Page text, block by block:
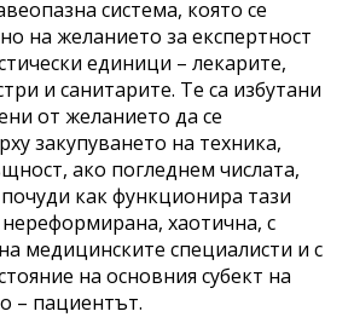
система, която се
на желанието за експертност
единици – лекарите,
и санитарите. Те са избутани
от желанието да се
закупуването на техника,
ако погледнем числата,
как функционира тази
нереформирана, хаотична, с
медицинските специалисти и с
на основния субект на
– пациентът.